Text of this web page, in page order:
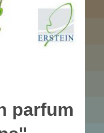
parfum